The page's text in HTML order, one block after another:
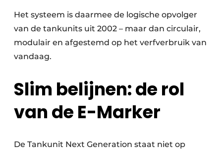
Het systeem is daarmee de logische opvolger
van de tankunits uit 2002 – maar dan circulair,
modulair en afgestemd op het verfverbruik van
vandaag.
Slim belijnen: de rol
van de E-Marker
De Tankunit Next Generation staat niet op